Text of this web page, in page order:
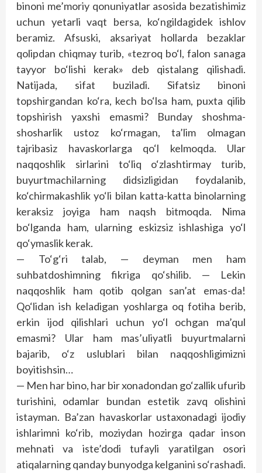
binoni me’moriy qonuniyatlar asosida bezatishimiz
uchun yetarli vaqt bersa, ko‘ngildagidek ishlov
beramiz. Afsuski, aksariyat hollarda bezaklar
qolipdan chiqmay turib, «tezroq bo‘l, falon sanaga
tayyor bo‘lishi kerak» deb qistalang qilishadi.
Natijada, sifat buziladi. Sifatsiz binoni
topshirgandan ko‘ra, kech bo‘lsa ham, puxta qilib
topshirish yaxshi emasmi? Bunday shoshma-
shosharlik ustoz ko‘rmagan, ta’lim olmagan
tajribasiz havaskorlarga qo‘l kelmoqda. Ular
naqqoshlik sirlarini to‘liq o‘zlashtirmay turib,
buyurtmachilarning didsizligidan foydalanib,
ko‘chirmakashlik yo‘li bilan katta-katta binolarning
keraksiz joyiga ham naqsh bitmoqda. Nima
bo‘lganda ham, ularning eskizsiz ishlashiga yo‘l
qo‘ymaslik kerak.
— To‘g‘ri talab, — deyman men ham
suhbatdoshimning fikriga qo‘shilib. — Lekin
naqqoshlik ham qotib qolgan san’at emas-da!
Qo‘lidan ish keladigan yoshlarga oq fotiha berib,
erkin ijod qilishlari uchun yo‘l ochgan ma’qul
emasmi? Ular ham mas’uliyatli buyurtmalarni
bajarib, o‘z uslublari bilan naqqoshligimizni
boyitishsin…
— Men har bino, har bir xonadondan go‘zallik ufurib
turishini, odamlar bundan estetik zavq olishini
istayman. Ba’zan havaskorlar ustaxonadagi ijodiy
ishlarimni ko‘rib, moziydan hozirga qadar inson
mehnati va iste’dodi tufayli yaratilgan osori
atiqalarning qanday bunyodga kelganini so‘rashadi.